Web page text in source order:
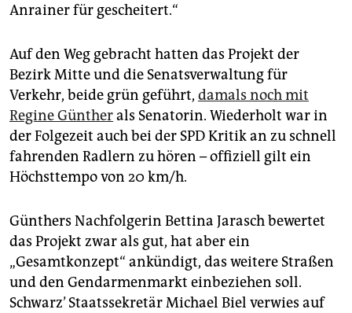
Anrainer für gescheitert.“
Auf den Weg gebracht hatten das Projekt der
Bezirk Mitte und die Senatsverwaltung für
Verkehr, beide grün geführt, damals noch mit
Regine Güntherals Senatorin. Wiederholt war in
der Folgezeit auch bei der SPD Kritik an zu schnell
fahrenden Radlern zu hören – offiziell gilt ein
Höchsttempo von 20 km/h.
Günthers Nachfolgerin Bettina Jarasch bewertet
das Projekt zwar als gut, hat aber ein
„Gesamtkonzept“ ankündigt, das weitere Straßen
und den Gendarmenmarkt einbeziehen soll.
Schwarz’ Staatssekretär Michael Biel verwies auf